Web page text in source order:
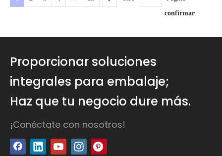
confirmar
Proporcionar soluciones
integrales para embalaje;
Haz que tu negocio dure más.
¡Conéctate con nosotros!